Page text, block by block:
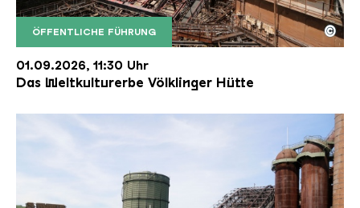
ÖFFENTLICHE FÜHRUNG
Der Erzschrägaufzug der Völklinger Hütte mit
Copyright: Weltkulturerbe Völklinger Hütte | Karl
©
01.09.2026, 11:30 Uhr
Das Weltkulturerbe Völklinger Hütte